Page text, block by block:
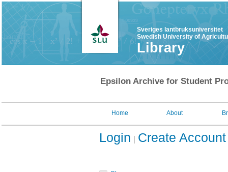
Sveriges lantbruksuniversitet
Swedish University of
Library
Epsilon Archive for Student
Home About
Login Create Account